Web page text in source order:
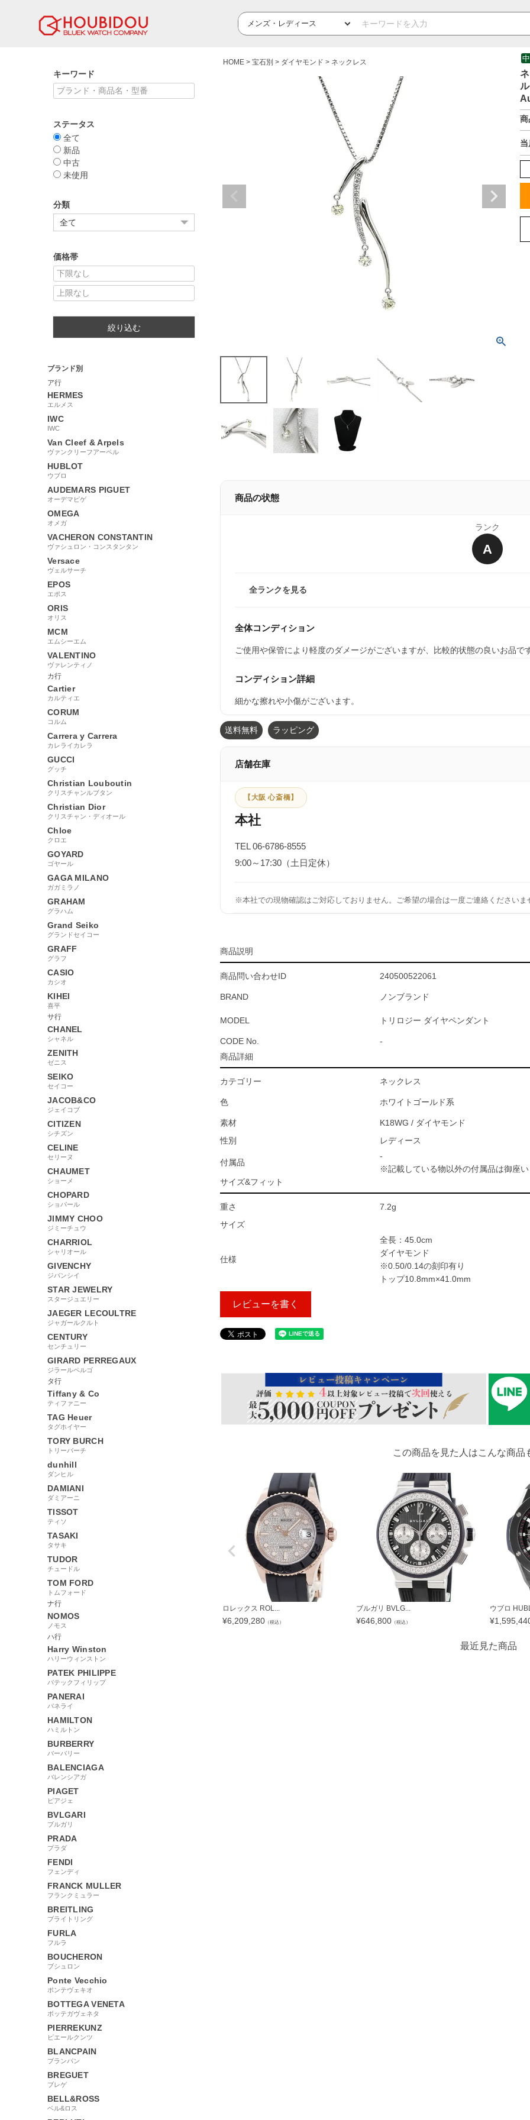
キーワード
ステータス
全て
新品
中古
未使用
分類
価格帯
絞り込む
ブランド別
ア行
HERMES
エルメス
IWC
IWC
Van Cleef & Arpels
ヴァンクリーフアーペル
HUBLOT
ウブロ
AUDEMARS PIGUET
オーデマピゲ
OMEGA
オメガ
VACHERON CONSTANTIN
ヴァシュロン・コンスタンタン
Versace
ヴェルサーチ
EPOS
エポス
ORIS
オリス
MCM
エムシーエム
VALENTINO
ヴァレンティノ
カ行
Cartier
カルティエ
CORUM
コルム
Carrera y Carrera
カレライカレラ
GUCCI
グッチ
Christian Louboutin
クリスチャンルブタン
Christian Dior
クリスチャン・ディオール
Chloe
クロエ
GOYARD
ゴヤール
GAGA MILANO
ガガミラノ
GRAHAM
グラハム
Grand Seiko
グランドセイコー
GRAFF
グラフ
CASIO
カシオ
KIHEI
喜平
サ行
CHANEL
シャネル
ZENITH
ゼニス
SEIKO
セイコー
JACOB&CO
ジェイコブ
CITIZEN
シチズン
CELINE
セリーヌ
CHAUMET
ショーメ
CHOPARD
ショパール
JIMMY CHOO
ジミーチュウ
CHARRIOL
シャリオール
GIVENCHY
ジバンシイ
STAR JEWELRY
スタージュエリー
JAEGER LECOULTRE
ジャガールクルト
CENTURY
センチュリー
GIRARD PERREGAUX
ジラールペルゴ
タ行
Tiffany & Co
ティファニー
TAG Heuer
タグホイヤー
TORY BURCH
トリーバーチ
dunhill
ダンヒル
DAMIANI
ダミアーニ
TISSOT
ティソ
TASAKI
タサキ
TUDOR
チュードル
TOM FORD
トムフォード
ナ行
NOMOS
ノモス
ハ行
Harry Winston
ハリーウィンストン
PATEK PHILIPPE
パテックフィリップ
PANERAI
パネライ
HAMILTON
ハミルトン
BURBERRY
バーバリー
BALENCIAGA
バレンシアガ
PIAGET
ピアジェ
BVLGARI
ブルガリ
PRADA
プラダ
FENDI
フェンディ
FRANCK MULLER
フランクミュラー
BREITLING
ブライトリング
FURLA
フルラ
BOUCHERON
ブシュロン
Ponte Vecchio
ポンテヴェキオ
BOTTEGA VENETA
ボッテガヴェネタ
PIERREKUNZ
ピエールクンツ
BLANCPAIN
ブランパン
BREGUET
ブレゲ
BELL&ROSS
ベル&ロス
HOME 宝石別 ダイヤモンド ネックレス
商
商品の状態
ランク
A
全ランクを見る
全体コンディション
ご使用や保管により軽度のダメージがございますが、比較的状態の良いお品
コンディション詳細
細かな擦れや小傷がございます。
送料無料 ラッピング
店舗在庫
【大阪 心斎橋】
本社
TEL 06-6786-8555
9:00～17:30（土日定休）
※本社での現物確認はご対応しておりません。ご希望の場合は一度ご連絡くださいま
商品説明
商品問い合わせID 240500522061
BRAND ノンブランド
MODEL トリロジー ダイヤペンダント
CODE No.
-
商品詳細
カテゴリー ネックレス
色 ホワイトゴールド系
素材
K18WG / ダイヤモンド
性別
レディース
付属品
-
※記載している物以外の付属品は御座
サイズ&フィット
重さ
7.2g
サイズ
仕様
全長：45.0cm
ダイヤモンド
※0.50/0.14の刻印有り
トップ10.8mm×41.0mm
レビューを書く
この商品を見た人はこんな商品
ロレックス ROL...
¥6,209,280 （税込）
ブルガリ BVLG...
¥646,800 （税込）
ウブロ
¥
最近見た商品